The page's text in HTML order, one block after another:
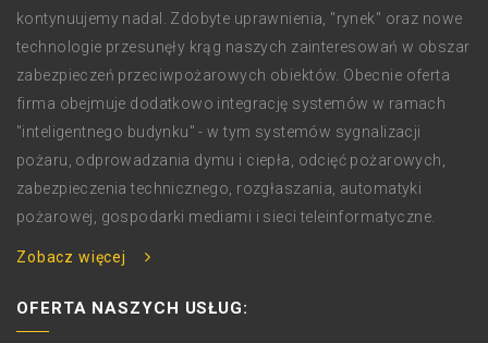
kontynuujemy nadal. Zdobyte uprawnienia, "rynek" oraz nowe
technologie przesunęły krąg naszych zainteresowań w obszar
zabezpieczeń przeciwpożarowych obiektów. Obecnie oferta
firma obejmuje dodatkowo integrację systemów w ramach
"inteligentnego budynku" - w tym systemów sygnalizacji
pożaru, odprowadzania dymu i ciepła, odcięć pożarowych,
zabezpieczenia technicznego, rozgłaszania, automatyki
pożarowej, gospodarki mediami i sieci teleinformatyczne.
Zobacz więcej
OFERTA NASZYCH USŁUG: